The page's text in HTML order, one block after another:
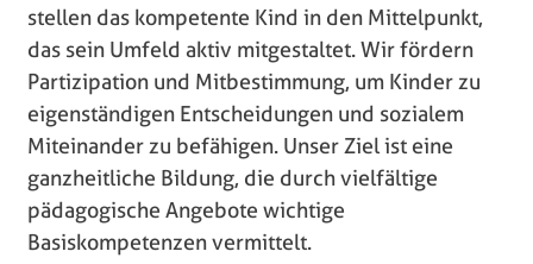
stellen das kompetente Kind in den Mittelpunkt,
das sein Umfeld aktiv mitgestaltet. Wir fördern
Partizipation und Mitbestimmung, um Kinder zu
eigenständigen Entscheidungen und sozialem
Miteinander zu befähigen. Unser Ziel ist eine
ganzheitliche Bildung, die durch vielfältige
pädagogische Angebote wichtige
Basiskompetenzen vermittelt.